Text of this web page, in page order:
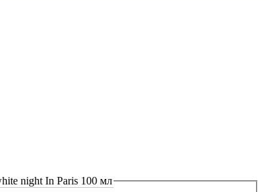
night In Paris 100 мл